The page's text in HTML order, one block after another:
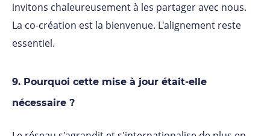
invitons chaleureusement à les partager avec nous.
La co-création est la bienvenue. L'alignement reste
essentiel.
9. Pourquoi cette mise à jour était-elle
nécessaire ?